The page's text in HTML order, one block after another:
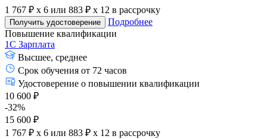
1 767 ₽ x 6 или 883 ₽ x 12 в рассрочку
Получить удостоверение
Подробнее
Повышение квалификации
1С Зарплата
Высшее, среднее
Срок обучения от 72 часов
Удостоверение о повышении квалификации
10 600 ₽
-32%
15 600 ₽
1 767 ₽ x 6 или 883 ₽ x 12 в рассрочку